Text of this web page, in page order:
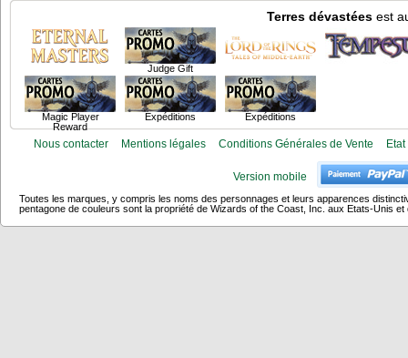
Terres dévastées est
Judge Gift
Magic Player
Reward
Expéditions Expéditions
Nous contacter Mentions légales Conditions Générales de Vente
Version mobile
Toutes les marques, y compris les noms des personnages et leurs apparences
pentagone de couleurs sont la propriété de Wizards of the Coast, Inc. aux Etats-Unis